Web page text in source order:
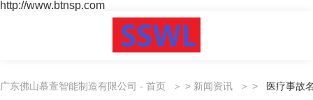
http://www.btnsp.com
广东佛山慕萱智能制造有限公司 - 首页 > 新闻资讯 > 医疗事故